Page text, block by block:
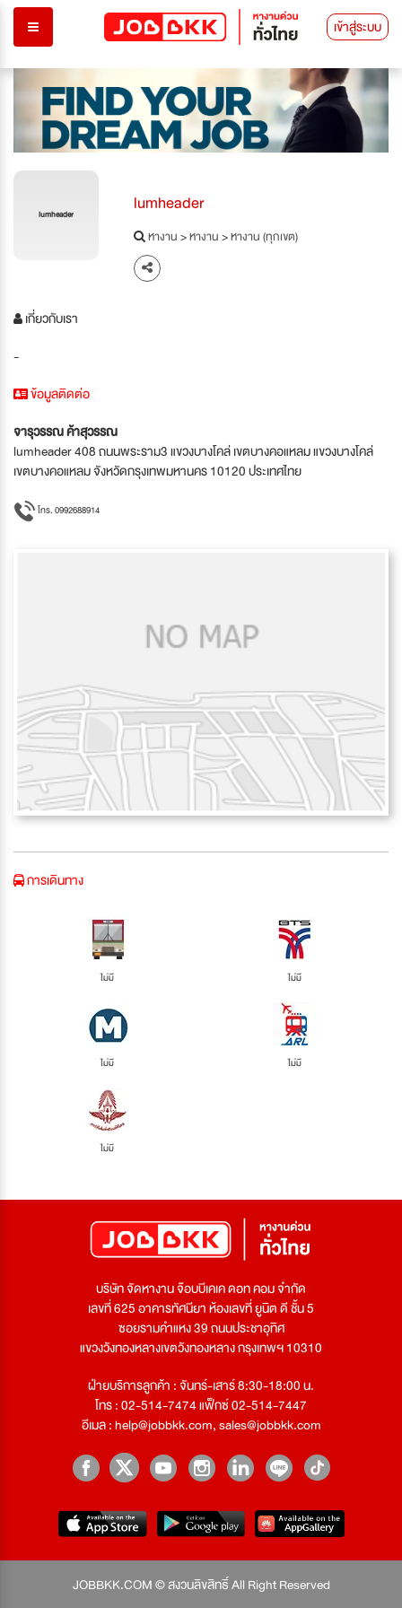
เข้าสู่ระบบ
lumheader lumheader
หางาน>หางาน>หางาน (ทุกเขต)
เกี่ยวกับเรา
-
ข้อมูลติดต่อ
จารุวรรณ ค้าสุวรรณ
lumheader 408 ถนนพระราม3 แขวงบางโคล่ เขตบางคอแหลม แขวงบางโคล่
เขตบางคอแหลม จังหวัดกรุงเทพมหานคร 10120 ประเทศไทย
โทร. 0992688914
การเดินทาง
ไม่มี ไม่มี
ไม่มี ไม่มี
ไม่มี
บริษัท จัดหางาน จ๊อบบีเคเค ดอท คอม จำกัด
เลขที่ 625 อาคารทัศนียา ห้องเลขที่ ยูนิต ดี ชั้น 5
ซอยรามคำแหง 39 ถนนประชาอุทิศ
แขวงวังทองหลางเขตวังทองหลาง กรุงเทพฯ 10310
ฝ่ายบริการลูกค้า : จันทร์-เสาร์ 8:30-18:00 น.
โทร : 02-514-7474 แฟ็กซ์ 02-514-7447
อีเมล :help@jobbkk.com,sales@jobbkk.com
JOBBKK.COM © สงวนลิขสิทธิ์ All Right Reserved